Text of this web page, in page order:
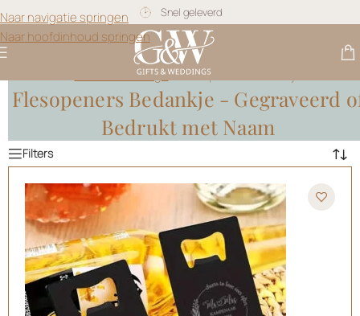
Naar navigatie springen
Naar hoofdinhoud springen
Gratis personalisatie
Gifts & Weddings>Flesopeners Bedankje
Flesopeners Bedankje - Gegraveerd
Bedrukt met Naam